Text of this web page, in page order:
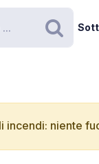
incendi: niente